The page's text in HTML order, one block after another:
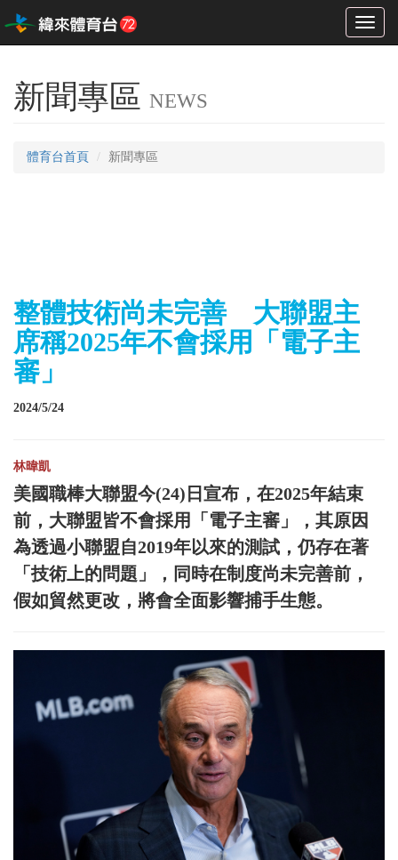
Toggle
新聞專區 NEWS
體育台首頁 新聞專區
整體技術尚未完善 大聯盟主
席稱2025年不會採用「電子主
審」
2024/5/24
林暐凱
美國職棒大聯盟今(24)日宣布，在2025年結束
前，大聯盟皆不會採用「電子主審」，其原因
為透過小聯盟自2019年以來的測試，仍存在著
「技術上的問題」，同時在制度尚未完善前，
假如貿然更改，將會全面影響捕手生態。